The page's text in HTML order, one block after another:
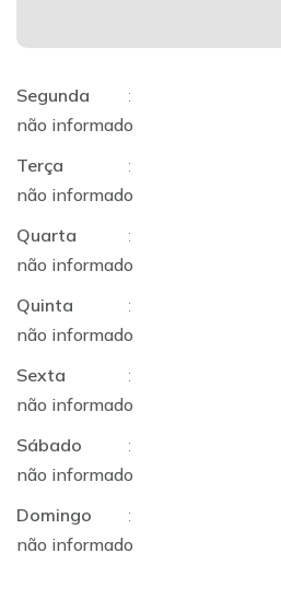
Segunda
:
não informado
Terça
:
não informado
Quarta
:
não informado
Quinta
:
não informado
Sexta
:
não informado
Sábado
:
não informado
Domingo
:
não informado